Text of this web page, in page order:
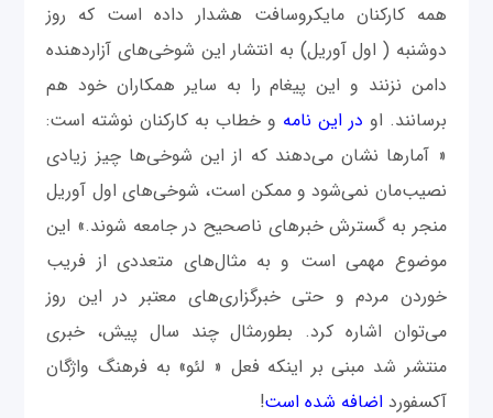
همه کارکنان مایکروسافت هشدار داده است که روز
دوشنبه ( اول آوریل) به انتشار این شوخی‌های آزاردهنده
دامن نزنند و این پیغام را به سایر همکاران خود هم
برسانند. او در این نامه و خطاب به کارکنان نوشته است:
« آمارها نشان می‌دهند که از این شوخی‌ها چیز زیادی
نصیب‌مان نمی‌شود و ممکن است، شوخی‌های اول آوریل
منجر به گسترش خبرهای ناصحیح در جامعه شوند.» این
موضوع مهمی است و به مثال‌های متعددی از فریب
خوردن مردم و حتی خبرگزاری‌های معتبر در این روز
می‌توان اشاره کرد. بطورمثال چند سال پیش، خبری
منتشر شد مبنی بر اینکه فعل « لئو» به فرهنگ واژگان
آکسفورد اضافه شده است!